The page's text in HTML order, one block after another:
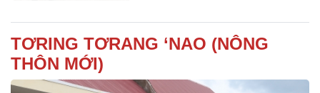
TƠRING TƠRANG ‘NAO (NÔNG
THÔN MỚI)